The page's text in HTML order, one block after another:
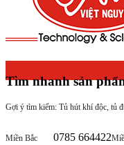
Tìm nhanh sản
Gợi ý tìm kiếm: Tủ hút khí độc, tủ
Miền Bắc 0785 664422